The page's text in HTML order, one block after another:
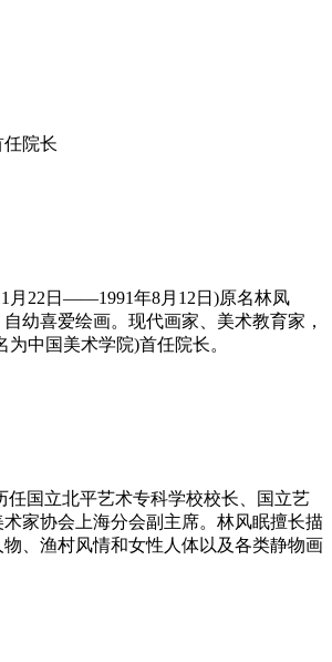
院长
22日——1991年8月12日)原名林凤
幼喜爱绘画。现代画家、美术教育家，
为中国美术学院)首任院长。
国立北平艺术专科学校校长、国立艺
家协会上海分会副主席。林风眠擅长描
、渔村风情和女性人体以及各类静物画